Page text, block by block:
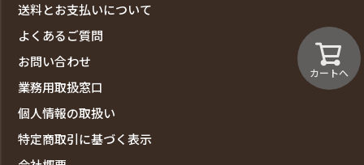
カートへ
送料とお支払いについて
よくあるご質問
お問い合わせ
業務用取扱窓口
個人情報の取扱い
特定商取引に基づく表示